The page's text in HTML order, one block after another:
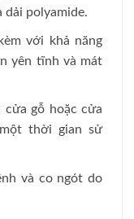
dải polyamide.
với khả năng
yên tĩnh và mát
gỗ hoặc cửa
thời gian sử
và co ngót do